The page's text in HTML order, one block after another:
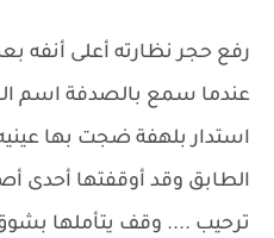
رفع حجر نظارته أعلى أنفه
عندما سمع بالصدفة اسم
استدار بلهفة ضجت بها
الطابق وقد أوقفتها أحدى
ترحيب .... وقف يتأملها